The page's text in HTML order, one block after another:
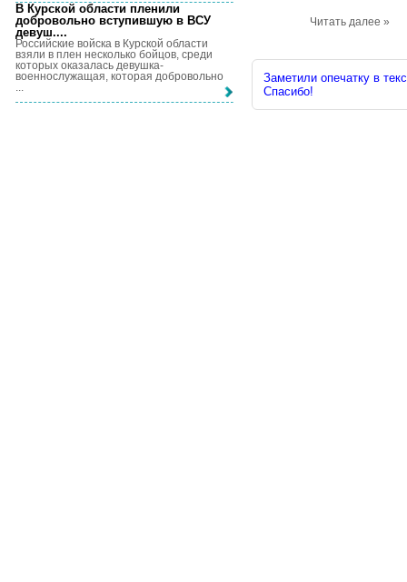
Читать далее »
Заметили опечатку в
Спасибо!
В Курской области пленили
добровольно вступившую в ВСУ
девуш....
Российские войска в Курской области
взяли в плен несколько бойцов, среди
которых оказалась девушка-
военнослужащая, которая добровольно
...